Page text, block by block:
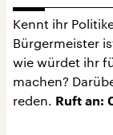
Kennt ihr
Bürgermeister
wie würdet ihr
machen?
reden.
Ruft an: